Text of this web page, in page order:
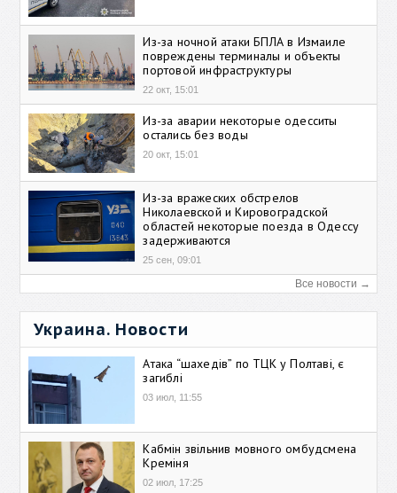
Из-за ночной атаки БПЛА в Измаиле
повреждены терминалы и объекты
портовой инфраструктуры
22 окт, 15:01
Из-за аварии некоторые одесситы
остались без воды
20 окт, 15:01
Из-за вражеских обстрелов
Николаевской и Кировоградской
областей некоторые поезда в Одессу
задерживаются
25 сен, 09:01
Все новости →
Украина. Новости
Атака “шахедів” по ТЦК у Полтаві, є
загиблі
03 июл, 11:55
Кабмін звільнив мовного омбудсмена
Креміня
02 июл, 17:25